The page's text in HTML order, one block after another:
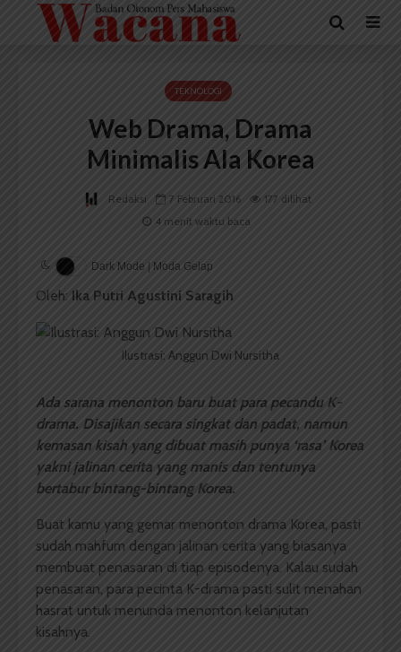
TEKNOLOGI
Web Drama, Drama
Minimalis Ala Korea
Redaksi 7 Februari 2016
177 dilihat
4 menit waktu baca
Dark Mode | Moda Gelap
Oleh: Ika Putri Agustini Saragih
Ilustrasi: Anggun Dwi Nursitha
Ada sarana menonton baru buat para pecandu K-
drama. Disajikan secara singkat dan padat, namun
kemasan kisah yang dibuat masih punya ‘rasa’ Korea
yakni jalinan cerita yang manis dan tentunya
bertabur bintang-bintang Korea.
Buat kamu yang gemar menonton drama Korea, pasti
sudah mahfum dengan jalinan cerita yang biasanya
membuat penasaran di tiap episodenya. Kalau sudah
penasaran, para pecinta K-drama pasti sulit menahan
hasrat untuk menunda menonton kelanjutan
kisahnya.